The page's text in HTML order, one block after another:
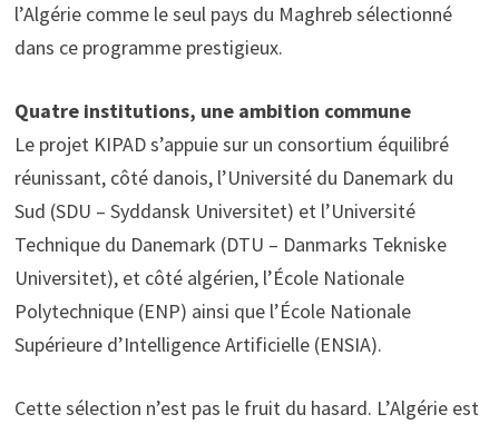
l’Algérie comme le seul pays du Maghreb sélectionné
dans ce programme prestigieux.
Quatre institutions, une ambition commune
Le projet KIPAD s’appuie sur un consortium équilibré
réunissant, côté danois, l’Université du Danemark du
Sud (SDU – Syddansk Universitet) et l’Université
Technique du Danemark (DTU – Danmarks Tekniske
Universitet), et côté algérien, l’École Nationale
Polytechnique (ENP) ainsi que l’École Nationale
Supérieure d’Intelligence Artificielle (ENSIA).
Cette sélection n’est pas le fruit du hasard. L’Algérie est